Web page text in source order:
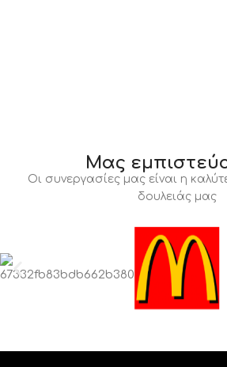
Μας
Οι συνεργασίες μας είναι η
δουλειάς μας